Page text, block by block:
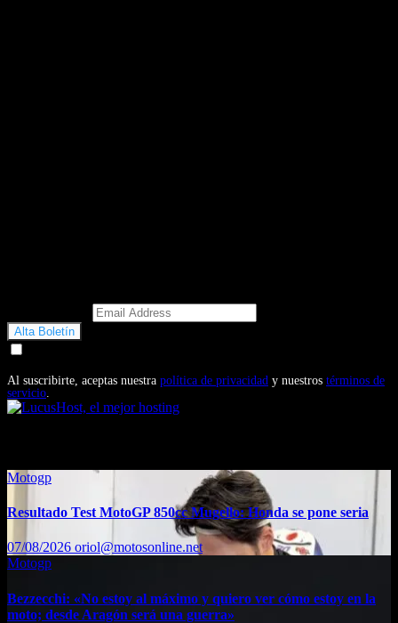
Al suscribirte, aceptas nuestra política de privacidad y nuestros términos de
servicio.
Motogp
Resultado Test MotoGP 850cc Mugello: Honda se pone seria
07/08/2026 oriol@motosonline.net
Motogp
Bezzecchi: «No estoy al máximo y quiero ver cómo estoy en la
moto; desde Aragón será una guerra»